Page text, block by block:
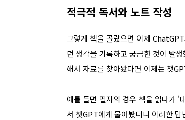
적극적 독서와 노트 작성
그렇게 책을 골랐으면 이제
던 생각을 기록하고 궁금한 것이 발
해서 자료를 찾아봤다면 이제는 챗
예를 들면 필자의 경우 책을 읽다가
서 챗GPT에게 물어봤더니 이러한 답